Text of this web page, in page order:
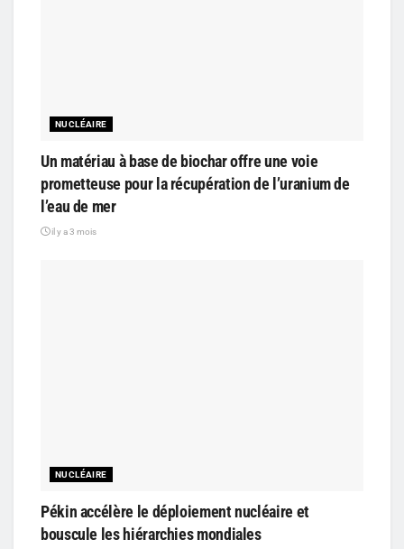
NUCLÉAIRE
Un matériau à base de biochar offre une voie
prometteuse pour la récupération de l’uranium de
l’eau de mer
il y a 3 mois
NUCLÉAIRE
Pékin accélère le déploiement nucléaire et
bouscule les hiérarchies mondiales